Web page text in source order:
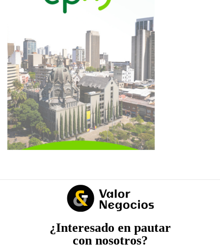
¿Interesado en pautar
con nosotros?